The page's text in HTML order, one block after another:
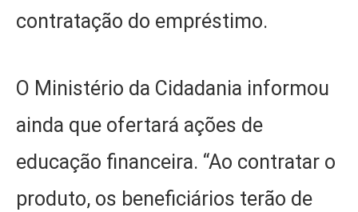
contratação do empréstimo.
O Ministério da Cidadania informou
ainda que ofertará ações de
educação financeira. “Ao contratar o
produto, os beneficiários terão de